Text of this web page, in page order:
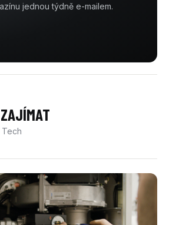
jednou týdně e-mailem.